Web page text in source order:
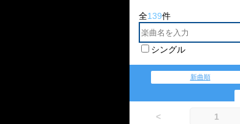
全139件
シングル
新曲順
< 1